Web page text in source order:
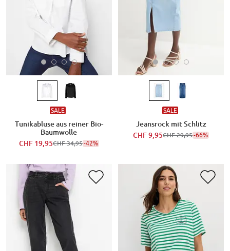
SALE
Tunikabluse aus reiner Bio-
Baumwolle
CHF 19,95CHF 34,95-42%
SALE
Jeansrock mit Schlitz
CHF 9,95CHF 29,95-66%